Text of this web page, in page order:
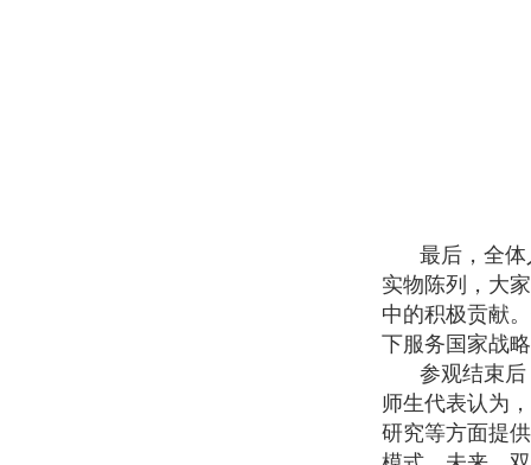
最后，全
实物陈列，大
中的积极贡献
下服务国家战
参观结束
师生代表认为
研究等方面提